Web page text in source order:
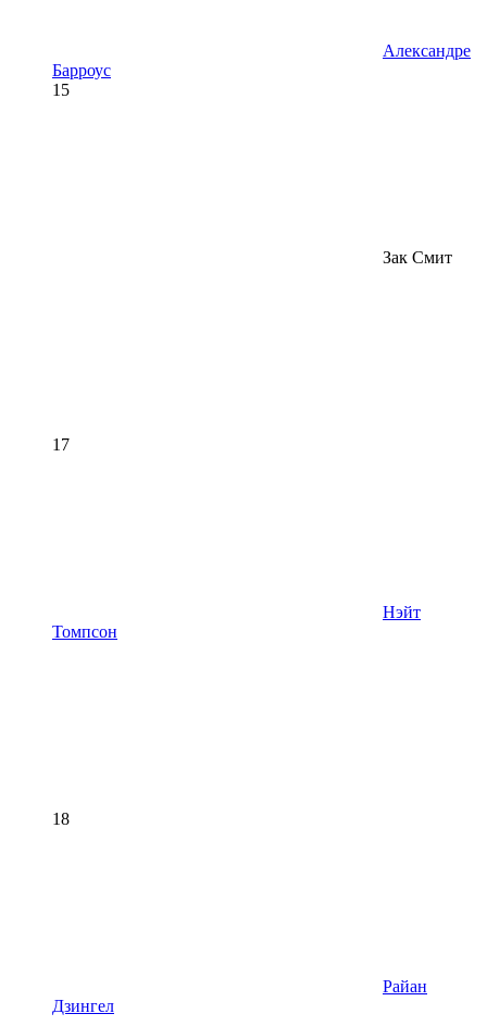
Александре
Барроус
15
Зак Смит
17
Нэйт
Томпсон
18
Райан
Дзингел